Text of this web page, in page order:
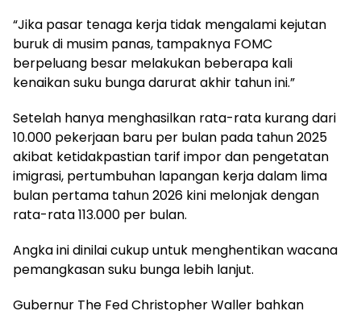
“Jika pasar tenaga kerja tidak mengalami kejutan
buruk di musim panas, tampaknya FOMC
berpeluang besar melakukan beberapa kali
kenaikan suku bunga darurat akhir tahun ini.”
Setelah hanya menghasilkan rata-rata kurang dari
10.000 pekerjaan baru per bulan pada tahun 2025
akibat ketidakpastian tarif impor dan pengetatan
imigrasi, pertumbuhan lapangan kerja dalam lima
bulan pertama tahun 2026 kini melonjak dengan
rata-rata 113.000 per bulan.
Angka ini dinilai cukup untuk menghentikan wacana
pemangkasan suku bunga lebih lanjut.
Gubernur The Fed Christopher Waller bahkan